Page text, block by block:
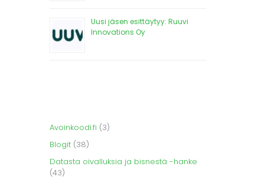
Uusi jäsen esittäytyy: Ruuvi
Innovations Oy
Avoinkoodi.fi (3)
Blogit (38)
Datasta oivalluksia ja bisnestä -hanke
(43)